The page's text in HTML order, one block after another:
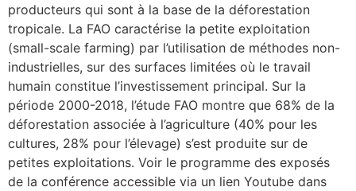
producteurs qui sont à la base de la déforestation
tropicale. La FAO caractérise la petite exploitation
(small-scale farming) par l’utilisation de méthodes non-
industrielles, sur des surfaces limitées où le travail
humain constitue l’investissement principal. Sur la
période 2000-2018, l’étude FAO montre que 68% de la
déforestation associée à l’agriculture (40% pour les
cultures, 28% pour l’élevage) s’est produite sur de
petites exploitations. Voir le programme des exposés
de la conférence accessible via un lien Youtube dans